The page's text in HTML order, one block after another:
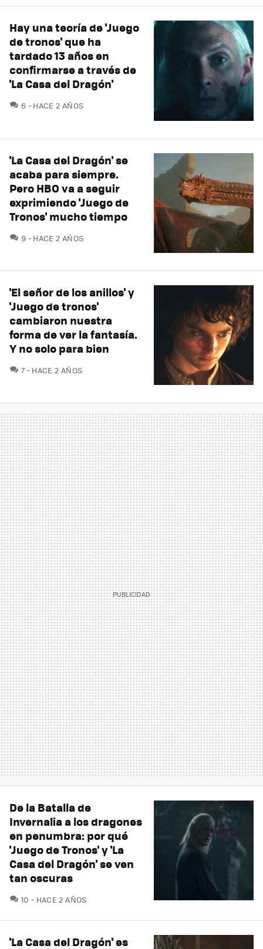
Hay una teoría de 'Juego
de tronos' que ha
tardado 13 años en
confirmarse a través de
'La Casa del Dragón'
6 COMENTARIOS
HACE 2 AÑOS
'La Casa del Dragón' se
acaba para siempre.
Pero HBO va a seguir
exprimiendo 'Juego de
Tronos' mucho tiempo
9 COMENTARIOS
HACE 2 AÑOS
'El señor de los anillos' y
'Juego de tronos'
cambiaron nuestra
forma de ver la fantasía.
Y no solo para bien
7COMENTARIOS
HACE 2 AÑOS
De la Batalla de
Invernalia a los dragones
en penumbra: por qué
'Juego de Tronos' y 'La
Casa del Dragón' se ven
tan oscuras
10 COMENTARIOS
HACE 2 AÑOS
'La Casa del Dragón' es